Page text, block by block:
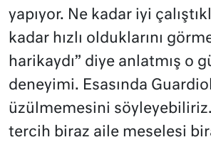
yapıyor. Ne kadar iyi
kadar hızlı olduklarını
harikaydı” diye anlatmış o
deneyimi. Esasında
üzülmemesini
tercih biraz aile meselesi